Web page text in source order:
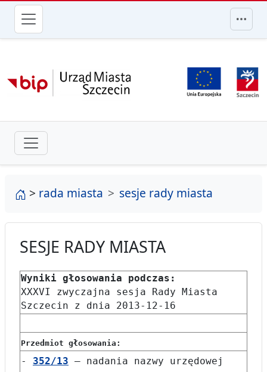
przejdź do głównego menu
strona główna
> rada miasta sesje rady miasta
SESJE RADY MIASTA
Wyniki głosowania podczas:
XXXVI zwyczajna sesja Rady Miasta
Szczecin z dnia 2013-12-16
Przedmiot głosowania:
- 352/13 – nadania nazwy urzędowej